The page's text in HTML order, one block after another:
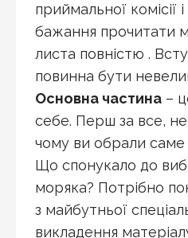
приймальної комісії
бажання прочитати
листа повністю .
повинна бути
Основна частина –
себе. Перш за все,
чому ви обрали саме
Що спонукало до
моряка? Потрібно
з майбутньої
викладення